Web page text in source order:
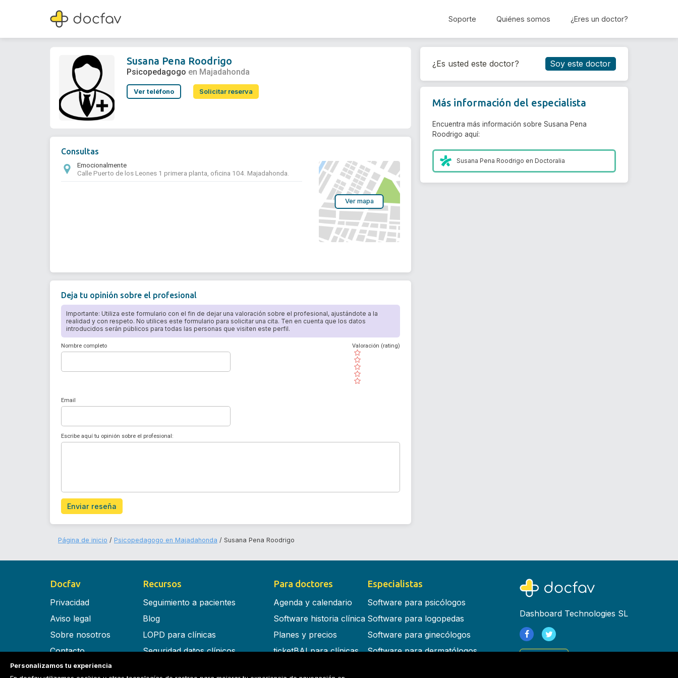
Soporte Quiénes somos ¿Eres un doctor?
Susana Pena Roodrigo
Psicopedagogo
Reservar cita
Susana Pena Roodrigo
Psicopedagogo en Majadahonda
Ver teléfono Solicitar reserva
Consultas
Emocionalmente
Calle Puerto de los Leones 1 primera planta, oficina 104. Majadahonda.
Ver mapa
Deja tu opinión sobre el profesional
Importante: Utiliza este formulario con el fin de dejar una valoración sobre el profesional, ajustándote a la
realidad y con respeto. No utilices este formulario para solicitar una cita. Ten en cuenta que los datos
introducidos serán públicos para todas las personas que visiten este perfil.
Nombre completo
( )
( )
( )
( )
( )
Valoración (rating)
Email
Escribe aquí tu opinión sobre el profesional:
Enviar reseña
¿Es usted este doctor? Soy este doctor
Más información del especialista
Encuentra más información sobre Susana Pena
Roodrigo aquí:
Susana Pena Roodrigo enDoctoralia
Página de inicio Psicopedagogo en Majadahonda Susana Pena Roodrigo
Docfav
Privacidad
Aviso legal
Sobre nosotros
Contacto
Términos y condiciones
Recursos
Seguimiento a pacientes
Blog
LOPD para clínicas
Seguridad datos clínicos
Para doctores
Agenda y calendario
Software historia clínica
Planes y precios
ticketBAI para clínicas
Especialistas
Software para psicólogos
Software para logopedas
Software para ginecólogos
Software para dermatólogos
Dashboard Technologies SL
Personalizamos tu experiencia